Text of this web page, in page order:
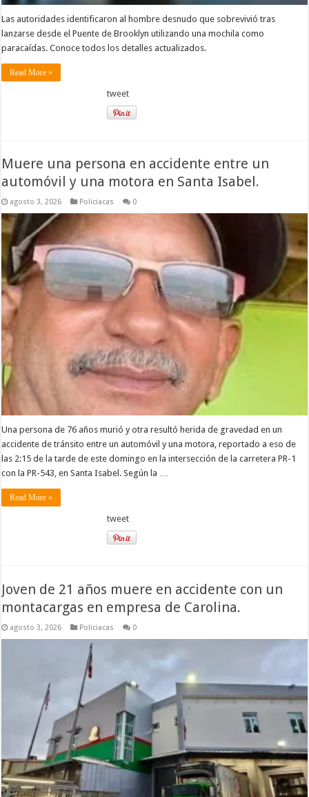
Las autoridades identificaron al hombre desnudo que sobrevivió tras
lanzarse desde el Puente de Brooklyn utilizando una mochila como
paracaídas. Conoce todos los detalles actualizados.
Read More »
tweet
Muere una persona en accidente entre un
automóvil y una motora en Santa Isabel.
agosto 3, 2026 Policiacas 0
Una persona de 76 años murió y otra resultó herida de gravedad en un
accidente de tránsito entre un automóvil y una motora, reportado a eso de
las 2:15 de la tarde de este domingo en la intersección de la carretera PR-1
con la PR-543, en Santa Isabel. Según la …
Read More »
tweet
Joven de 21 años muere en accidente con un
montacargas en empresa de Carolina.
agosto 3, 2026 Policiacas 0